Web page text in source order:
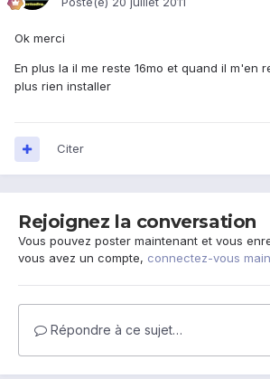
Ok merci
En plus la il me reste 16mo et quand il m'en
plus rien installer
Citer
Rejoignez la conversation
Vous pouvez poster maintenant et vous
vous avez un compte, connectez-vous
Répondre à ce sujet…